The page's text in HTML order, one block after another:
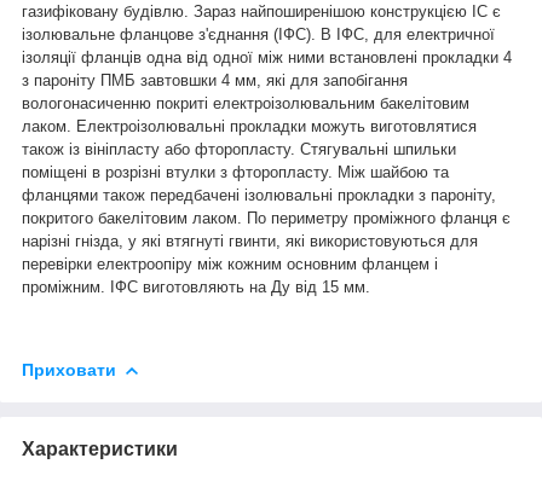
газифіковану будівлю. Зараз найпоширенішою конструкцією ІС є
ізолювальне фланцове з'єднання (ІФС). В ІФС, для електричної
ізоляції фланців одна від одної між ними встановлені прокладки 4
з пароніту ПМБ завтовшки 4 мм, які для запобігання
вологонасиченню покриті електроізолювальним бакелітовим
лаком. Електроізолювальні прокладки можуть виготовлятися
також із вініпласту або фторопласту. Стягувальні шпильки
поміщені в розрізні втулки з фторопласту. Між шайбою та
фланцями також передбачені ізолювальні прокладки з пароніту,
покритого бакелітовим лаком. По периметру проміжного фланця є
нарізні гнізда, у які втягнуті гвинти, які використовуються для
перевірки електроопіру між кожним основним фланцем і
проміжним. ІФС виготовляють на Ду від 15 мм.
Приховати
Характеристики